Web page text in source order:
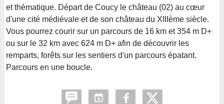
et thématique. Départ de Coucy le château (02) au cœur
d'une cité médiévale et de son château du XIIIème siècle.
Vous pourrez courir sur un parcours de 16 km et 354 m D+
ou sur le 32 km avec 624 m D+ afin de découvrir les
remparts, forêts sur les sentiers d'un parcours épatant.
Parcours en une boucle.